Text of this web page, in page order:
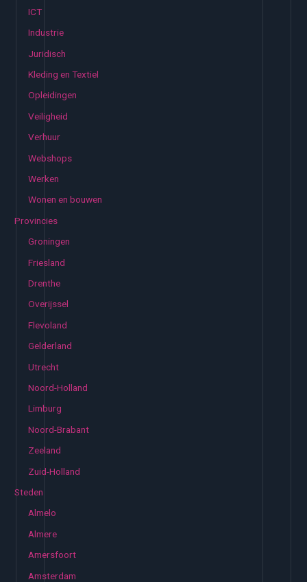
ICT
Industrie
Juridisch
Kleding en Textiel
Opleidingen
Veiligheid
Verhuur
Webshops
Werken
Wonen en bouwen
Provincies
Groningen
Friesland
Drenthe
Overijssel
Flevoland
Gelderland
Utrecht
Noord-Holland
Limburg
Noord-Brabant
Zeeland
Zuid-Holland
Steden
Almelo
Almere
Amersfoort
Amsterdam